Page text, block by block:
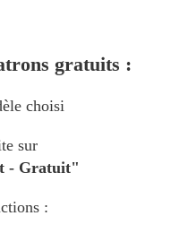
gratuits :
choisi
sur
- Gratuit"
: